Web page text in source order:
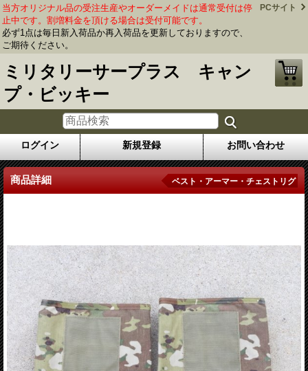
当方オリジナル品の受注生産やオーダーメイドは通常受付は停
止中です。割増料金を頂ける場合は受付可能です。
必ず1点は毎日新入荷品か再入荷品を更新しておりますので、
ご期待ください。
PCサイト
ミリタリーサープラス キャン
プ・ビッキー
ログイン 新規登録 お問い合わせ
商品詳細 ベスト・アーマー・チェストリグ